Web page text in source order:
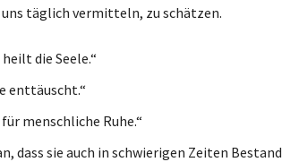
täglich vermitteln, zu schätzen.
die Seele.“
enttäuscht.“
menschliche Ruhe.“
dass sie auch in schwierigen Zeiten Bestand